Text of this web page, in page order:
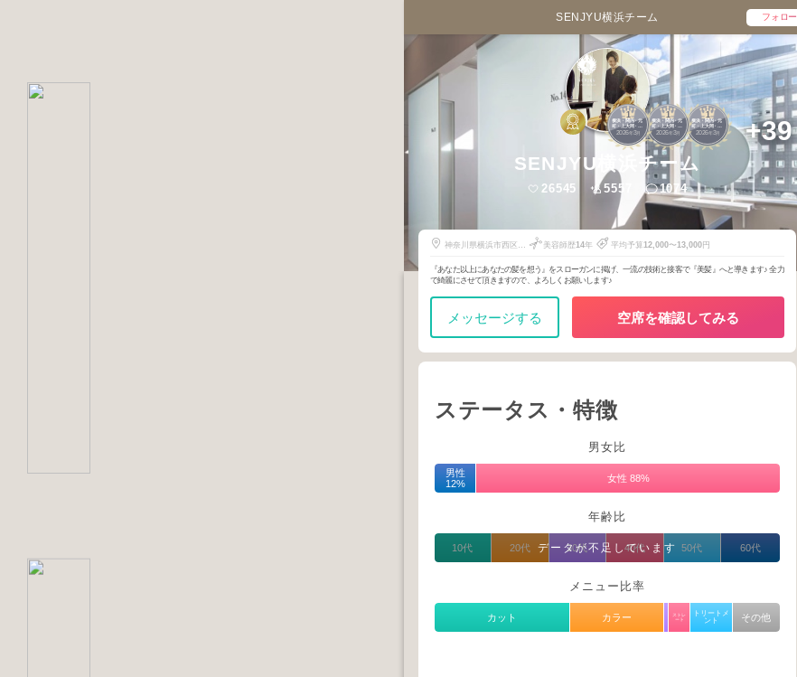
SENJYU横浜チーム フォロー
1
横浜・関内・元
町・上大岡・白
楽2026年3月
1
横浜・関内・元
町・上大岡・白
楽2026年3月
1
横浜・関内・元
町・上大岡・白
楽2026年3月 +39
SENJYU横浜チーム
26545 5557 1074
神奈川県横浜市西区北
美容師歴14年 平均予算12,000〜13,000円
『あなた以上にあなたの髪を想う』をスローガンに掲げ、一流の技術と接客で『美髪』へと導きます♪ 全力
で綺麗にさせて頂きますので、よろしくお願いします♪
メッセージする 空席を確認してみる
ステータス・特徴
男女比
男性
12%
女性 88%
年齢比
データが不足しています
10代 20代 30代 40代 50代 60代
メニュー比率
カット カラー
ストレ
ート
トリートメ
ント
その他